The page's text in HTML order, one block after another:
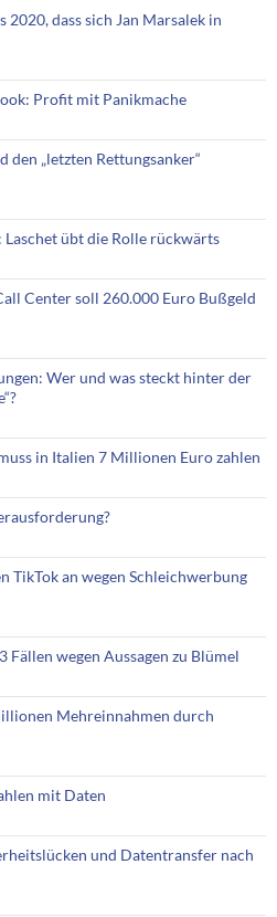
dass sich Jan Marsalek in
Profit mit Panikmache
„letzten Rettungsanker“
übt die Rolle rückwärts
Center soll 260.000 Euro Bußgeld
Wer und was steckt hinter der
in Italien 7 Millionen Euro zahlen
TikTok an wegen Schleichwerbung
Fällen wegen Aussagen zu Blümel
Mehreinnahmen durch
mit Daten
und Datentransfer nach